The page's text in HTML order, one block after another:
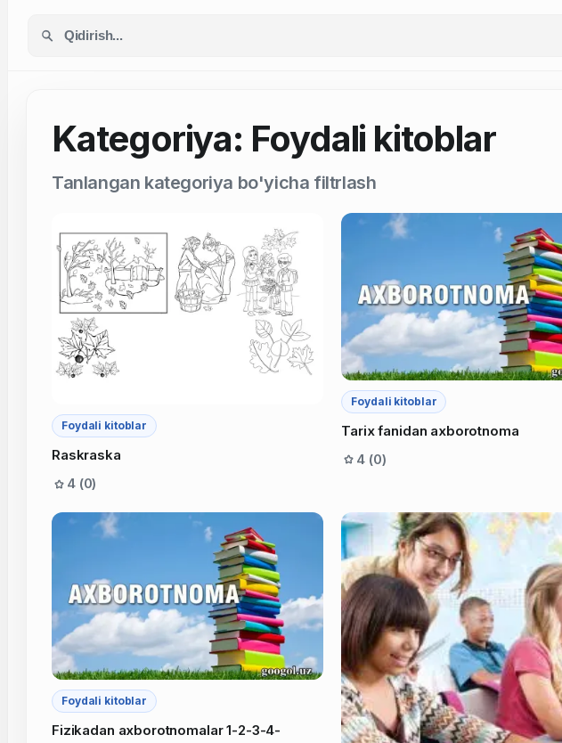
Kategoriya: Foydali kitoblar
Tanlangan kategoriya bo'yicha filtrlash
Foydali kitoblar
Raskraska
4 (0)
Foydali kitoblar
Tarix fanidan axborotnoma
4 (0)
Foydali kitoblar
Fizikadan axborotnomalar 1-2-3-4-